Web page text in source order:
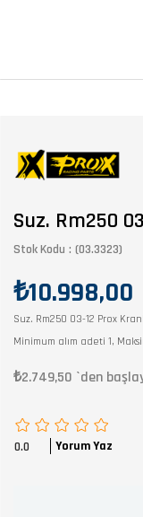
Suz. Rm250
Stok Kodu (03.3323)
₺10.998,00
Suz. Rm250 03-12 Prox
Minimum alım adeti 1,
₺2.749,50 `den
0.0 Yorum Yaz